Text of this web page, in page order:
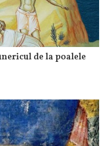
de la poalele